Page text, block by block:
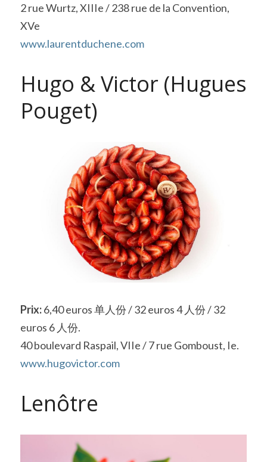
2 rue Wurtz, XIIIe / 238 rue de la Convention,
XVe
www.laurentduchene.com
Hugo & Victor (Hugues
Pouget)
Prix: 6,40 euros 单人份 / 32 euros 4 人份 / 32
euros 6 人份.
40 boulevard Raspail, VIIe / 7 rue Gomboust, Ie.
www.hugovictor.com
Lenôtre